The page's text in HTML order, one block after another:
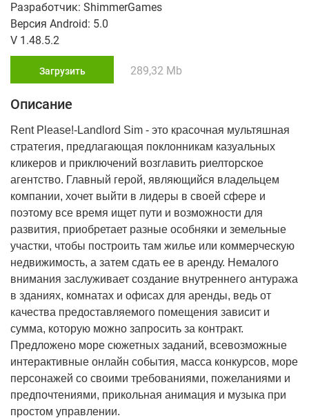
Разработчик: ShimmerGames
Версия Android: 5.0
V 1.48.5.2
Загрузить 289,32 Mb
Описание
Rent Please!-Landlord Sim - это красочная мультяшная
стратегия, предлагающая поклонникам казуальных
кликеров и приключений возглавить риелторское
агентство. Главный герой, являющийся владельцем
компании, хочет выйти в лидеры в своей сфере и
поэтому все время ищет пути и возможности для
развития, приобретает разные особняки и земельные
участки, чтобы построить там жилье или коммерческую
недвижимость, а затем сдать ее в аренду. Немалого
внимания заслуживает создание внутреннего антуража
в зданиях, комнатах и офисах для аренды, ведь от
качества предоставляемого помещения зависит и
сумма, которую можно запросить за контракт.
Предложено море сюжетных заданий, всевозможные
интерактивные онлайн события, масса конкурсов, море
персонажей со своими требованиями, пожеланиями и
предпочтениями, прикольная анимация и музыка при
простом управлении.